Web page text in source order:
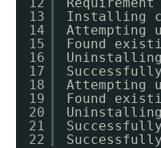
13
14
15
16
17
18
19
20
21
22
Installing
Found
Attempting
Found